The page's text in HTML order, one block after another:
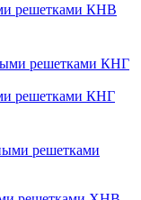
решетками КНВ
решетками КНГ